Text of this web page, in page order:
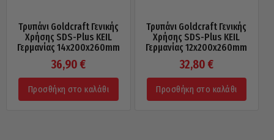
Τρυπάνι Goldcraft Γενικής
Χρήσης SDS-Plus KEIL
Γερμανίας 14x200x260mm
36,90 €
Προσθήκη στο καλάθι
Τρυπάνι Goldcraft Γενικής
Χρήσης SDS-Plus KEIL
Γερμανίας 12x200x260mm
32,80 €
Προσθήκη στο καλάθι